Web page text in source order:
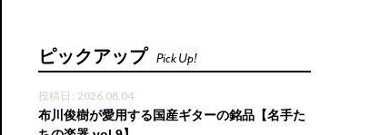
ピックアップ Pick Up!
投稿日 : 2026.08.04
布川俊樹が愛用する国産ギターの銘品【名手た